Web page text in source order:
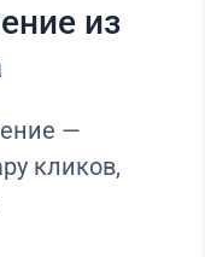
из
—
кликов,